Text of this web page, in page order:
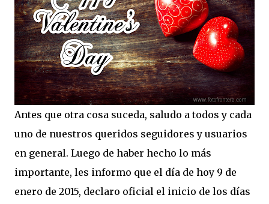
Antes que otra cosa suceda, saludo a todos y cada
uno de nuestros queridos seguidores y usuarios
en general. Luego de haber hecho lo más
importante, les informo que el día de hoy 9 de
enero de 2015, declaro oficial el inicio de los días